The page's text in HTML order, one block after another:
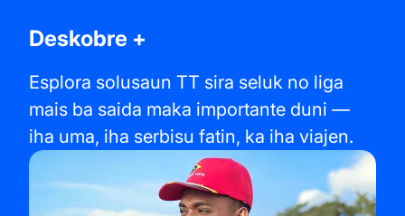
Deskobre +
Esplora solusaun TT sira seluk no liga
mais ba saida maka importante duni —
iha uma, iha serbisu fatin, ka iha viajen.